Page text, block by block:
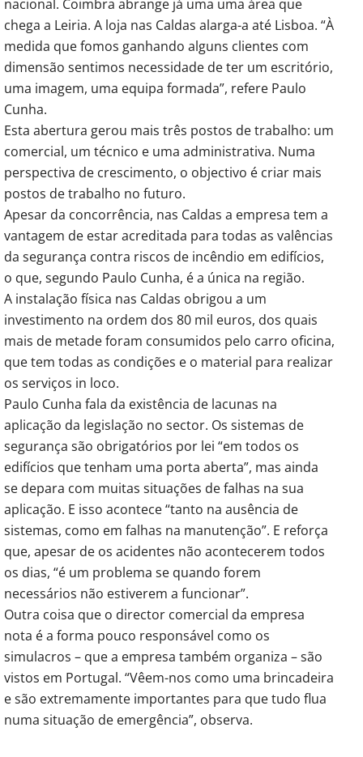
nacional. Coimbra abrange já uma uma área que
chega a Leiria. A loja nas Caldas alarga-a até Lisboa. “À
medida que fomos ganhando alguns clientes com
dimensão sentimos necessidade de ter um escritório,
uma imagem, uma equipa formada”, refere Paulo
Cunha.
Esta abertura gerou mais três postos de trabalho: um
comercial, um técnico e uma administrativa. Numa
perspectiva de crescimento, o objectivo é criar mais
postos de trabalho no futuro.
Apesar da concorrência, nas Caldas a empresa tem a
vantagem de estar acreditada para todas as valências
da segurança contra riscos de incêndio em edifícios,
o que, segundo Paulo Cunha, é a única na região.
A instalação física nas Caldas obrigou a um
investimento na ordem dos 80 mil euros, dos quais
mais de metade foram consumidos pelo carro oficina,
que tem todas as condições e o material para realizar
os serviços in loco.
Paulo Cunha fala da existência de lacunas na
aplicação da legislação no sector. Os sistemas de
segurança são obrigatórios por lei “em todos os
edifícios que tenham uma porta aberta”, mas ainda
se depara com muitas situações de falhas na sua
aplicação. E isso acontece “tanto na ausência de
sistemas, como em falhas na manutenção”. E reforça
que, apesar de os acidentes não acontecerem todos
os dias, “é um problema se quando forem
necessários não estiverem a funcionar”.
Outra coisa que o director comercial da empresa
nota é a forma pouco responsável como os
simulacros – que a empresa também organiza – são
vistos em Portugal. “Vêem-nos como uma brincadeira
e são extremamente importantes para que tudo flua
numa situação de emergência”, observa.